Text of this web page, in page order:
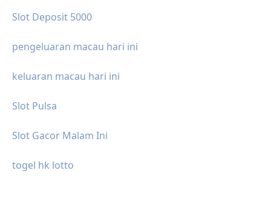
Slot Deposit 5000
pengeluaran macau hari ini
keluaran macau hari ini
Slot Pulsa
Slot Gacor Malam Ini
togel hk lotto